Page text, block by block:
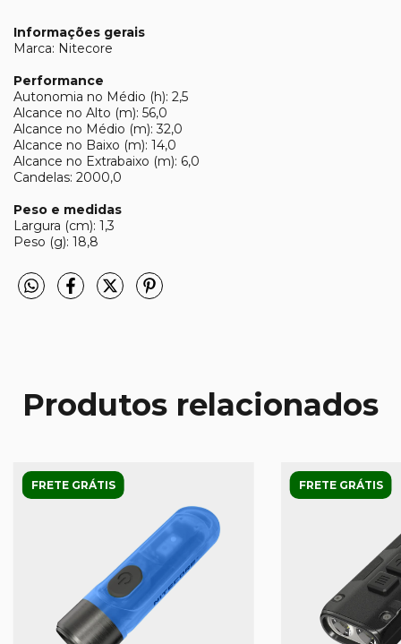
Informações gerais
Marca: Nitecore
Performance
Autonomia no Médio (h): 2,5
Alcance no Alto (m): 56,0
Alcance no Médio (m): 32,0
Alcance no Baixo (m): 14,0
Alcance no Extrabaixo (m): 6,0
Candelas: 2000,0
Peso e medidas
Largura (cm): 1,3
Peso (g): 18,8
Produtos relacionados
FRETE GRÁTIS FRETE GRÁTIS